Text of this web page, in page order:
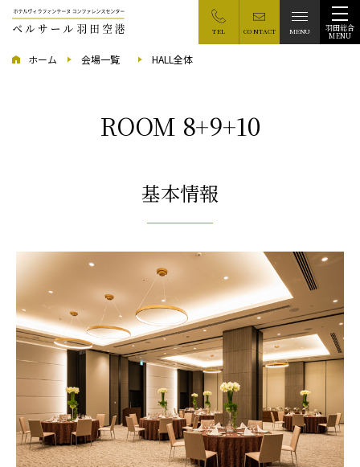
羽田総合
MENU
TEL CONTACT
ホーム 会場一覧 HALL全体
ROOM 8+9+10
基本情報